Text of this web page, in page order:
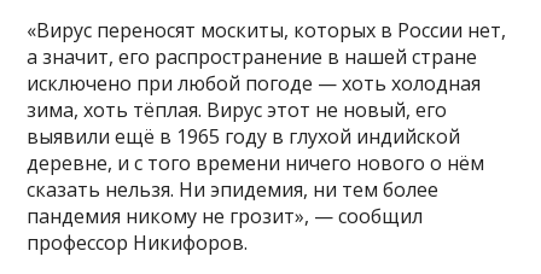
«Вирус переносят москиты, которых в России нет,
а значит, его распространение в нашей стране
исключено при любой погоде — хоть холодная
зима, хоть тёплая. Вирус этот не новый, его
выявили ещё в 1965 году в глухой индийской
деревне, и с того времени ничего нового о нём
сказать нельзя. Ни эпидемия, ни тем более
пандемия никому не грозит», — сообщил
профессор Никифоров.